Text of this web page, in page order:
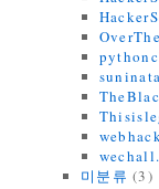
미분류 (3)